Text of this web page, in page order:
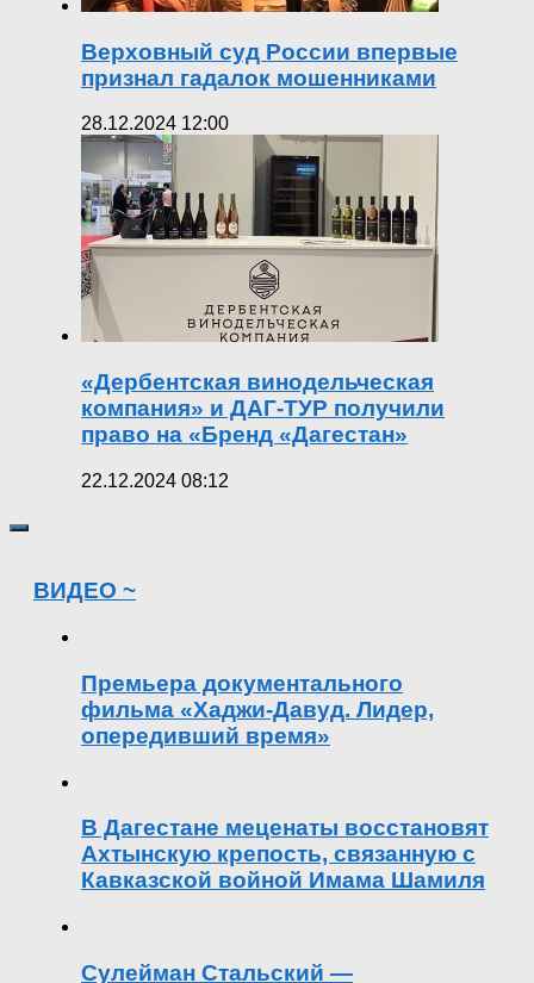
Верховный суд России впервые
признал гадалок мошенниками
28.12.2024 12:00
«Дербентская винодельческая
компания» и ДАГ-ТУР получили
право на «Бренд «Дагестан»
22.12.2024 08:12
ВИДЕО ~
Премьера документального
фильма «Хаджи-Давуд. Лидер,
опередивший время»
В Дагестане меценаты восстановят
Ахтынскую крепость, связанную с
Кавказской войной Имама Шамиля
Сулейман Стальский —